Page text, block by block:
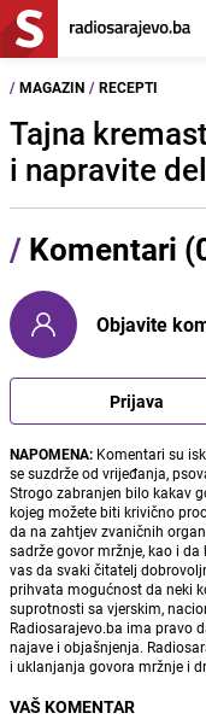
/ MAGAZIN / RECEPTI
Tajna
i napravite
/ Komentari
Objavite
Prijava
NAPOMENA: Komentari su
se suzdrže od vrijeđanja,
Strogo zabranjen bilo kakav
kojeg možete biti krivično
da na zahtjev zvaničnih
sadrže govor mržnje, kao i
vas da svaki čitatelj
prihvata mogućnost da neki
suprotnosti sa vjerskim,
Radiosarajevo.ba ima pravo
najave i objašnjenja.
i uklanjanja govora mržnje i
VAŠ KOMENTAR